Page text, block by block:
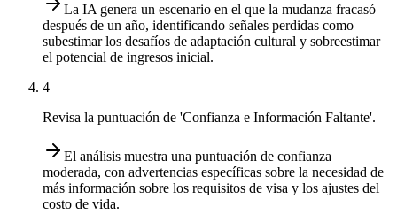
La IA genera un escenario en el que la mudanza fracasó
después de un año, identificando señales perdidas como
subestimar los desafíos de adaptación cultural y sobreestimar
el potencial de ingresos inicial.
4
Revisa la puntuación de 'Confianza e Información Faltante'.
El análisis muestra una puntuación de confianza
moderada, con advertencias específicas sobre la necesidad de
más información sobre los requisitos de visa y los ajustes del
costo de vida.